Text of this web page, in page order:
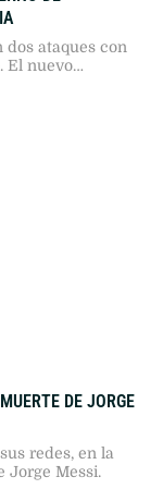
ataques con
El nuevo
narcoterrorismo
DE JORGE
redes, en la
Jorge Messi.